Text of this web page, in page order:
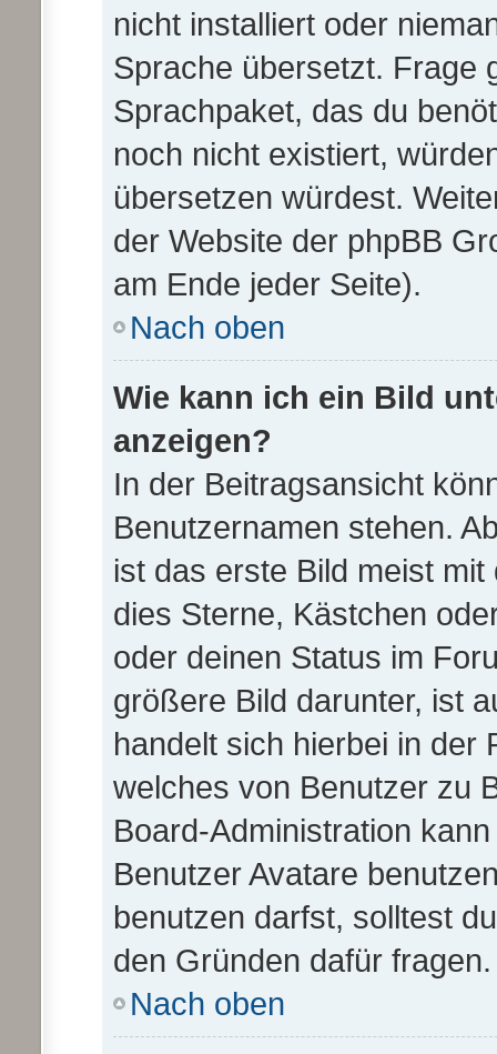
nicht installiert oder
Sprache übersetzt. Frage
Sprachpaket, das du
noch nicht existiert,
übersetzen würdest.
der Website der phpBB
am Ende jeder Seite).
Nach oben
Wie kann ich ein Bild
anzeigen?
In der Beitragsansicht
Benutzernamen stehen.
ist das erste Bild meist
dies Sterne, Kästchen
oder deinen Status im
größere Bild darunter, ist
handelt sich hierbei in der
welches von Benutzer zu
Board-Administration
Benutzer Avatare
benutzen darfst, solltest
den Gründen dafür fragen.
Nach oben